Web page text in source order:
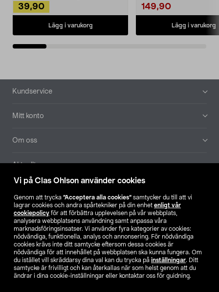
Vi på Clas Ohlson använder cookies
Genom att trycka ”Acceptera alla cookies” samtycker du till att vi
lagrar cookies och andra spårtekniker på din enhet enligt vår
cookiepolicy för att förbättra upplevelsen på vår webbplats,
analysera webbplatsens användning samt anpassa våra
marknadsföringsinsatser. Vi använder fyra kategorier av cookies:
nödvändiga, funktionella, analys och annonsering. För nödvändiga
cookies krävs inte ditt samtycke eftersom dessa cookies är
nödvändiga för att innehållet på webbplatsen ska kunna fungera. Om
du istället vill skräddarsy dina val kan du trycka på inställningar. Ditt
samtycke är frivilligt och kan återkallas när som helst genom att du
ändrar i dina cookie-inställningar eller kontaktar oss för guidning.
39,90
Lägg i varukorg
149,90
Lägg i varukorg
Sidfot
Kundservice
Mitt konto
Om oss
Aktuellt
Hitta butik
SE NO FI